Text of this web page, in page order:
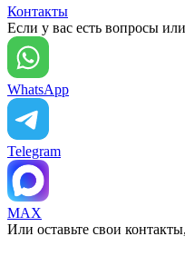
Контакты
Если у вас есть вопросы
WhatsApp
Telegram
MAX
Или оставьте свои